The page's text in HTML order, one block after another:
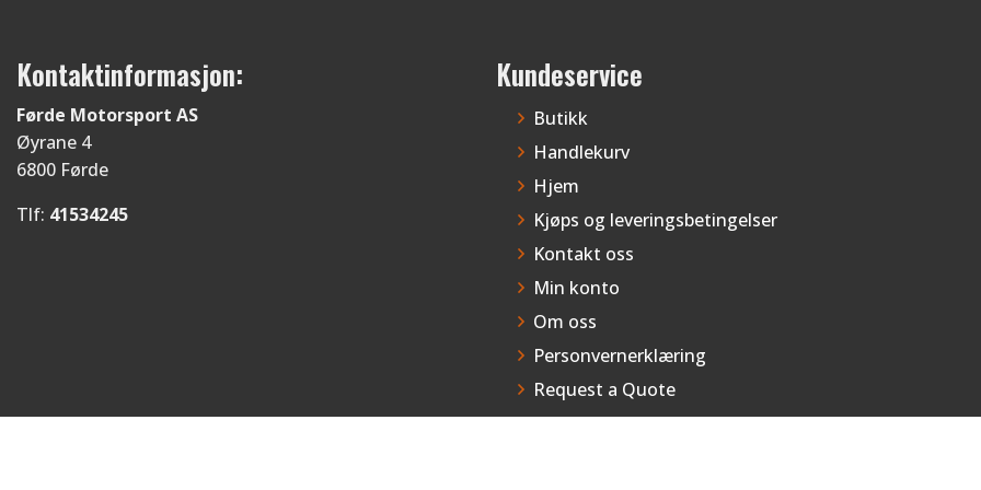
Kontaktinformasjon:
Førde Motorsport AS
Øyrane 4
6800 Førde
Tlf: 41534245
Kundeservice
Butikk
Handlekurv
Hjem
Kjøps og leveringsbetingelser
Kontakt oss
Min konto
Om oss
Personvernerklæring
Request a Quote
Til kassen